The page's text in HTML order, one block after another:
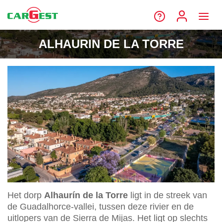
ALHAURIN DE LA TORRE
Het dorp Alhaurín de la Torre ligt in de streek van
de Guadalhorce-vallei, tussen deze rivier en de
uitlopers van de Sierra de Mijas. Het ligt op slechts